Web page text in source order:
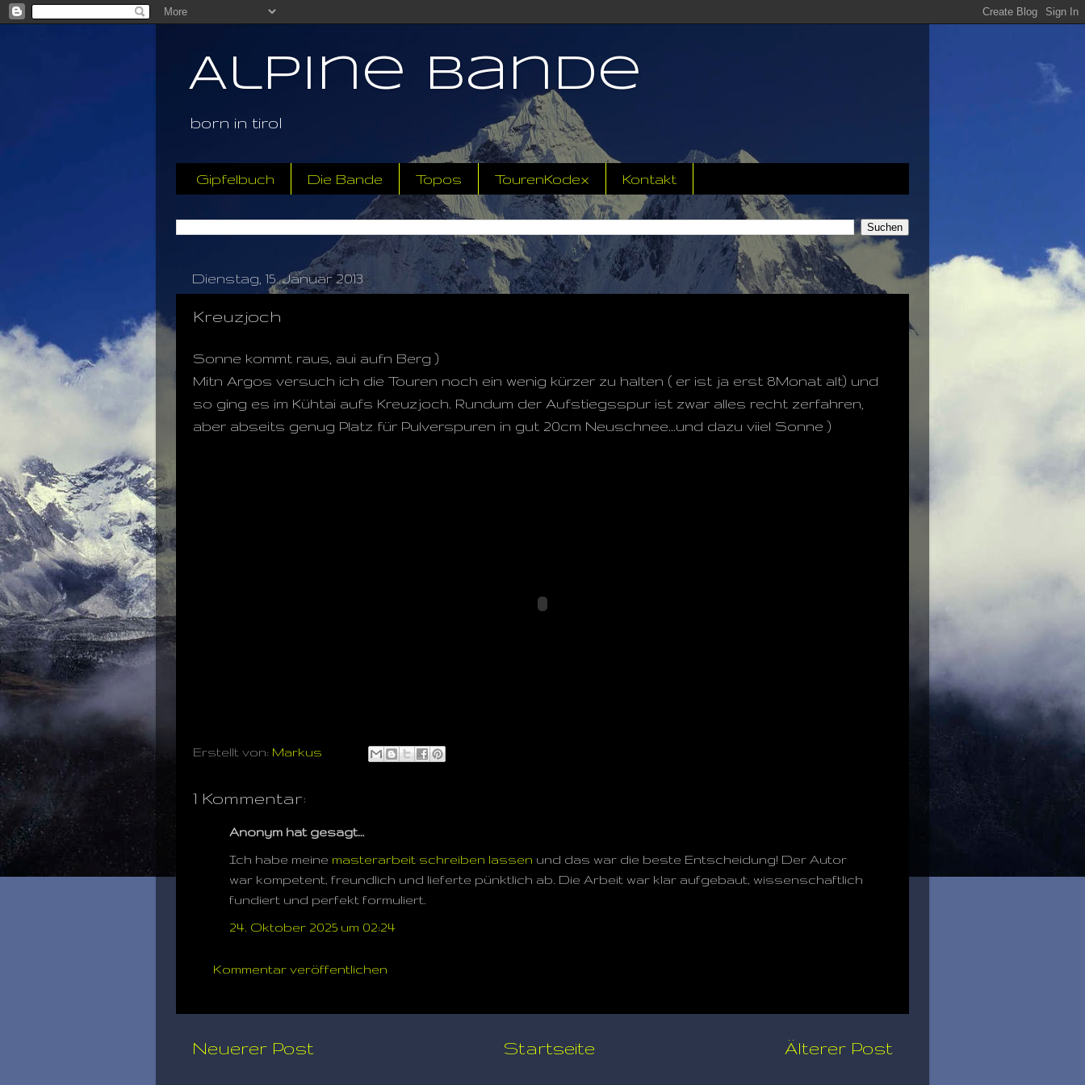
Alpine Bande
born in tirol
Gipfelbuch Die Bande Topos TourenKodex Kontakt
Dienstag, 15. Januar 2013
Kreuzjoch
Sonne kommt raus, aui aufn Berg )
Mitn Argos versuch ich die Touren noch ein wenig kürzer zu halten ( er ist ja erst 8Monat alt) und
so ging es im Kühtai aufs Kreuzjoch. Rundum der Aufstiegsspur ist zwar alles recht zerfahren,
aber abseits genug Platz für Pulverspuren in gut 20cm Neuschnee...und dazu viiel Sonne )
Erstellt von: Markus
1 Kommentar:
Anonym hat gesagt…
Ich habe meine masterarbeit schreiben lassen und das war die beste Entscheidung! Der Autor
war kompetent, freundlich und lieferte pünktlich ab. Die Arbeit war klar aufgebaut, wissenschaftlich
fundiert und perfekt formuliert.
24. Oktober 2025 um 02:24
Kommentar veröffentlichen
Neuerer Post Älterer Post
Startseite